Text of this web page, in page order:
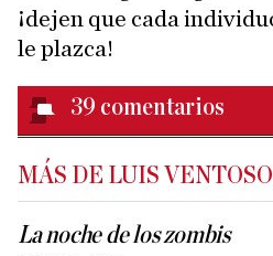
¡dejen que cada
le plazca!
39 comentarios
MÁS DE LUIS VENTOSO
La noche de los zombis